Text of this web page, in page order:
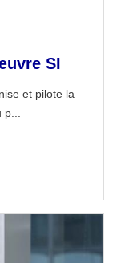
SI
et pilote la